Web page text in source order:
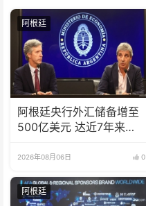
阿根廷
阿根廷央行外汇储备增至
500亿美元 达近7年来最
2026年08月06日 0
阿根廷